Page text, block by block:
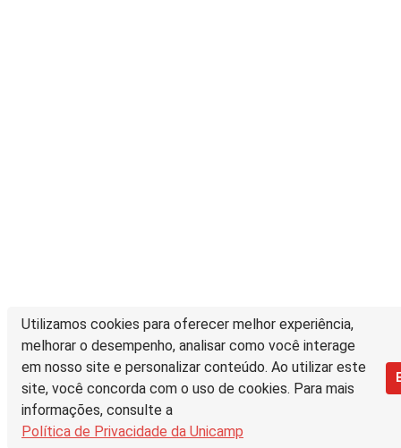
Utilizamos cookies para oferecer melhor experiência,
melhorar o desempenho, analisar como você interage
em nosso site e personalizar conteúdo. Ao utilizar este
site, você concorda com o uso de cookies. Para mais
informações, consulte a
Política de Privacidade da Unicamp